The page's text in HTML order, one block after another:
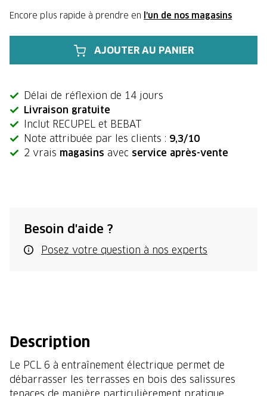
Encore plus rapide à prendre en l'un de nos magasins
AJOUTER AU PANIER
Délai de réflexion de 14 jours
Livraison gratuite
Inclut RECUPEL et BEBAT
Note attribuée par les clients : 9,3/10
2 vrais magasins avec service après-vente
Besoin d'aide ?
Posez votre question à nos experts
Description
Le PCL 6 à entraînement électrique permet de
débarrasser les terrasses en bois des salissures
tenaces de manière particulièrement pratique,